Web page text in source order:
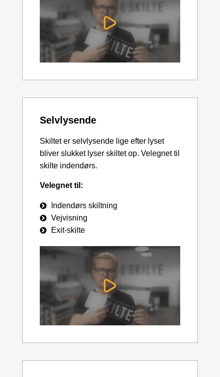
Selvlysende
Skiltet er selvlysende lige efter lyset
bliver slukket lyser skiltet op. Velegnet til
skilte indendørs.
Velegnet til:
Indendørs skiltning
Vejvisning
Exit-skilte